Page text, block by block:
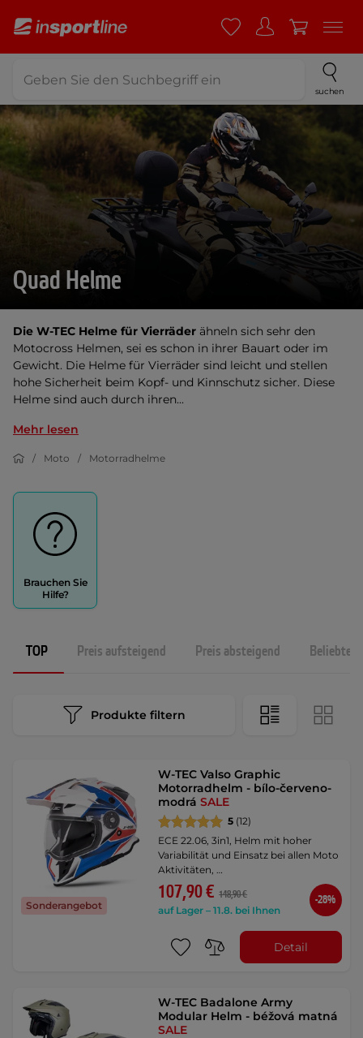
suchen
Quad Helme
Die W-TEC Helme für Vierräder ähneln sich sehr den
Motocross Helmen, sei es schon in ihrer Bauart oder im
Gewicht. Die Helme für Vierräder sind leicht und stellen
hohe Sicherheit beim Kopf- und Kinnschutz sicher. Diese
Helme sind auch durch ihren...
Mehr lesen
Moto Motorradhelme
Brauchen Sie
Hilfe?
TOP Preis aufsteigend Preis absteigend
Produkte filtern
Sonderangebot
W-TEC Valso Graphic
Motorradhelm - bílo-červeno-
modráSALE
5 (12)
ECE 22.06, 3in1, Helm mit hoher
Variabilität und Einsatz bei allen Moto
Aktivitäten, …
107,90 € 148,90 €
auf Lager – 11.8. bei Ihnen
-28%
Detail
W-TEC Badalone Army
Modular Helm - béžová matná
SALE